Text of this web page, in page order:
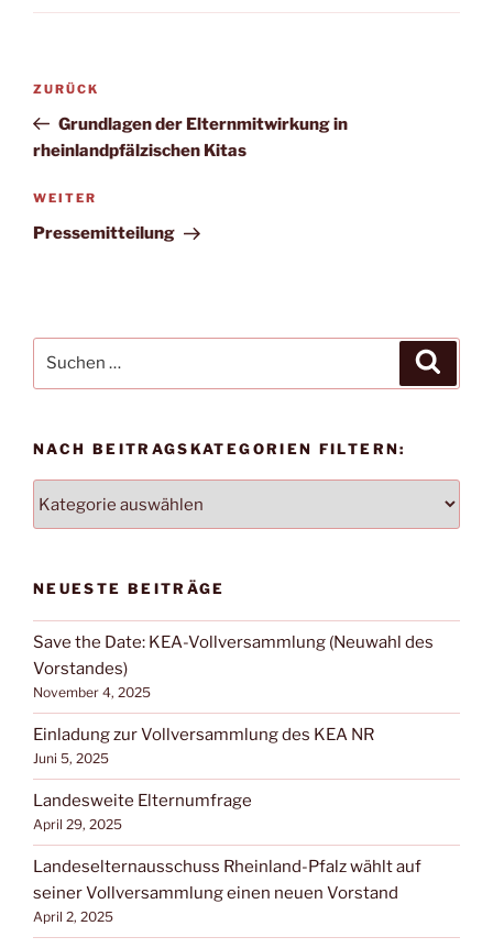
Beitrags-
Vorheriger
Beitrag
ZURÜCK
Grundlagen der Elternmitwirkung in
rheinlandpfälzischen Kitas
Nächster
Beitrag
WEITER
Pressemitteilung
nach:
NACH BEITRAGSKATEGORIEN FILTERN:
BEITRAGSKATEGORIEN
NEUESTE BEITRÄGE
Save the Date: KEA-Vollversammlung (Neuwahl des
Vorstandes)
November 4, 2025
Einladung zur Vollversammlung des KEA NR
Juni 5, 2025
Landesweite Elternumfrage
April 29, 2025
Landeselternausschuss Rheinland-Pfalz wählt auf
seiner Vollversammlung einen neuen Vorstand
April 2, 2025